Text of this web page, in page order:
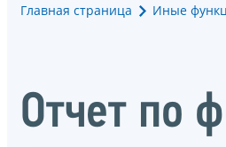
Главная страница Иные
Отчет по